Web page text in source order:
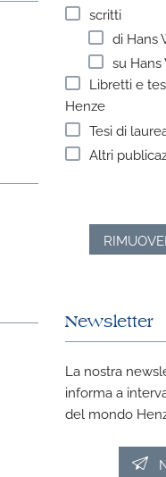
scritti
di Hans
su
Libretti e
Henze
Tesi di
Altri
Newsletter
La nostra
informa a
del mondo